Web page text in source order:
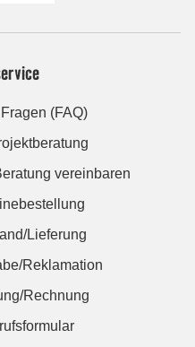
(FAQ)
vereinbaren
Lieferung
Reklamation
Rechnung